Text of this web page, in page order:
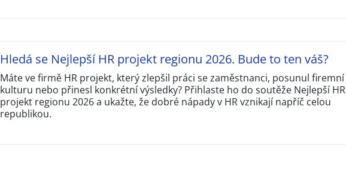
Hledá se Nejlepší HR projekt regionu 2026. Bude to ten váš?
Máte ve firmě HR projekt, který zlepšil práci se zaměstnanci, posunul firemní
kulturu nebo přinesl konkrétní výsledky? Přihlaste ho do soutěže Nejlepší HR
projekt regionu 2026 a ukažte, že dobré nápady v HR vznikají napříč celou
republikou.